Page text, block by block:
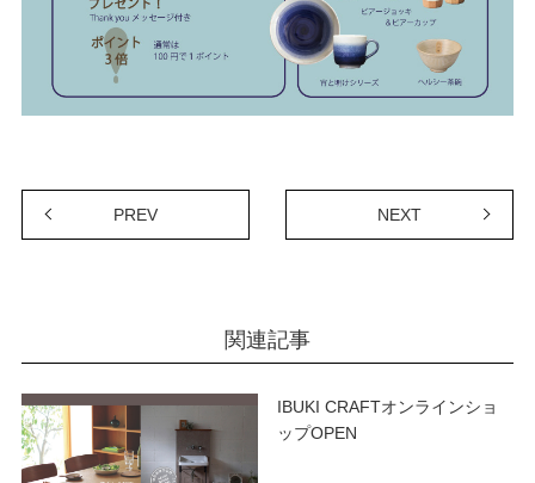
PREV NEXT
関連記事
IBUKI CRAFTオンラインショ
ップOPEN